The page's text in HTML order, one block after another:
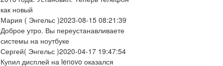
как новый
Мария ( Энгельс )2023-08-15 08:21:39
Доброе утро. Вы переустанавливаете
системы на ноутбуке
Сергей( Энгельс )2020-04-17 19:47:54
Купил дисплей на lenovo оказался